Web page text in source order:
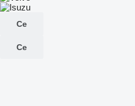
Се
Се